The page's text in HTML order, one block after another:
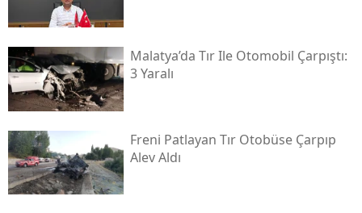
Malatya’da Tır Ile Otomobil Çarpıştı:
3 Yaralı
Freni Patlayan Tır Otobüse Çarpıp
Alev Aldı